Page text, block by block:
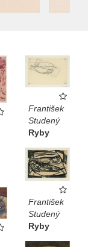
František
Studený
Ryby
František
Studený
Ryby